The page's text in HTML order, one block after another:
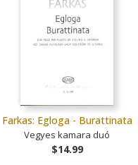
Farkas: Egloga - Burattinata
Vegyes kamara duó
$14.99